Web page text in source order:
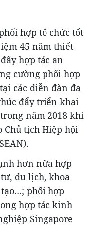
hợp tổ chức tốt
45 năm thiết
hợp tác an
cường phối hợp
các diễn đàn đa
đẩy triển khai
năm 2018 khi
Chủ tịch Hiệp hội
hơn nữa hợp
du lịch, khoa
tạo…; phối hợp
hợp tác kinh
Singapore